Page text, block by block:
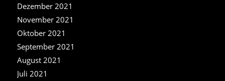
Dezember 2021
November 2021
Oktober 2021
September 2021
August 2021
Juli 2021